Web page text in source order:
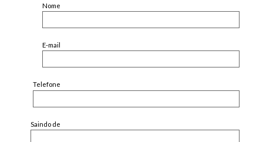
Nome
E-mail
Telefone
Saindo de